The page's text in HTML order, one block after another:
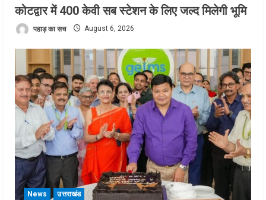
कोटद्वार में 400 केवी सब स्टेशन के लिए जल्द मिलेगी भूमि
पहाड़ का सच August 6, 2026
News उत्तराखंड